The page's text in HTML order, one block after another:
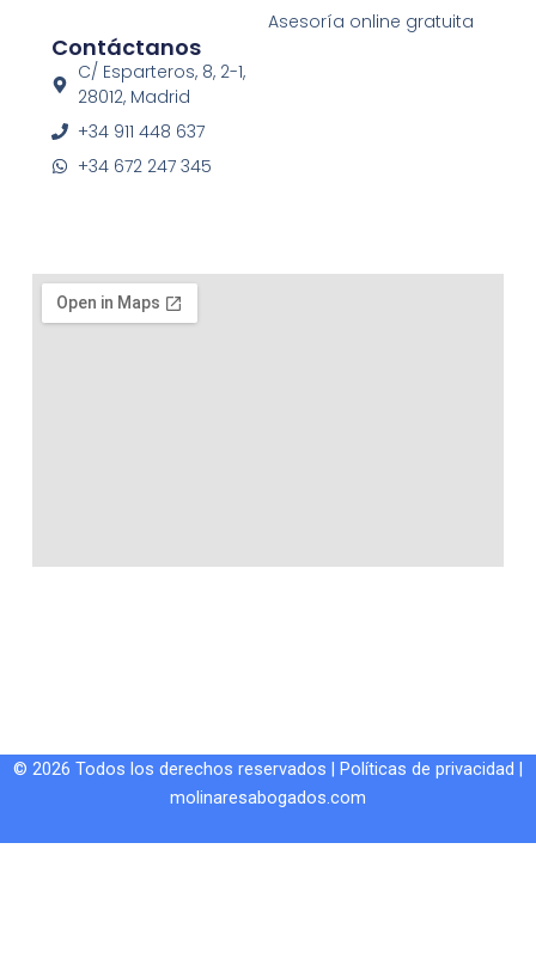
-
f
m
Asesoría online gratuita
Contáctanos
C/ Esparteros, 8, 2-1,
28012, Madrid
+34 911 448 637
+34 672 247 345
© 2026 Todos los derechos reservados | Políticas de privacidad
molinaresabogados.com